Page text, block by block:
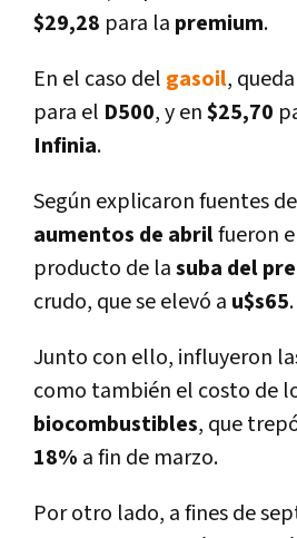
$29,28 para la premium.
En el caso del gasoil,
para el D500, y en$25,70
Infinia.
Según explicaron fuentes
aumentos de abrilfueron
producto de lasuba del
crudo, que se elevó a u$s65.
Junto con ello, influyeron
como también el costo de
biocombustibles, que
18% a fin de marzo.
Por otro lado, a fines de